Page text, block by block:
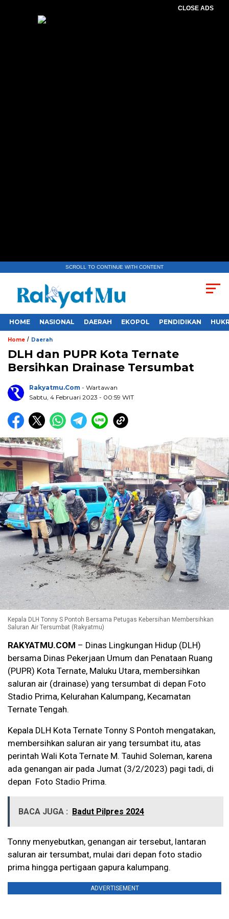
CLOSE ADS
SCROLL TO CONTINUE WITH CONTENT
HOME NASIONAL DAERAH EKOPOL PENDIDIKAN
Home / Daerah
DLH dan PUPR Kota Ternate
Bersihkan Drainase Tersumbat
Rakyatmu.com - Wartawan
Sabtu, 4 Februari 2023 - 00:59 WIT
Kepala DLH Tonny S Pontoh Bersama Petugas Kebersihan Membersihkan
Saluran Air Tersumbat (Rakyatmu)
RAKYATMU.COM – Dinas Lingkungan Hidup (DLH)
bersama Dinas Pekerjaan Umum dan Penataan Ruang
(PUPR) Kota Ternate, Maluku Utara, membersihkan
saluran air (drainase) yang tersumbat di depan Foto
Stadio Prima, Kelurahan Kalumpang, Kecamatan
Ternate Tengah.
Kepala DLH Kota Ternate Tonny S Pontoh mengatakan,
membersihkan saluran air yang tersumbat itu, atas
perintah Wali Kota Ternate M. Tauhid Soleman, karena
ada genangan air pada Jumat (3/2/2023) pagi tadi, di
depan Foto Stadio Prima.
BACA JUGA : Badut Pilpres 2024
Tonny menyebutkan, genangan air tersebut, lantaran
saluran air tersumbat, mulai dari depan foto stadio
prima hingga pertigaan gapura kalumpang.
ADVERTISEMENT